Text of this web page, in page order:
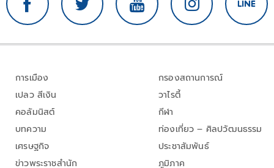
การเมือง
เปลว สีเงิน
คอลัมนิสต์
บทความ
เศรษฐกิจ
ข่าวพระราชสำนัก
กรองสถานการณ์
วาไรตี้
กีฬา
ท่องเที่ยว – ศิลปวัฒนธรรม
ประชาสัมพันธ์
ภูมิภาค